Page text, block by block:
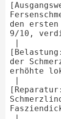
den ersten
9/10,
der
erhöhte